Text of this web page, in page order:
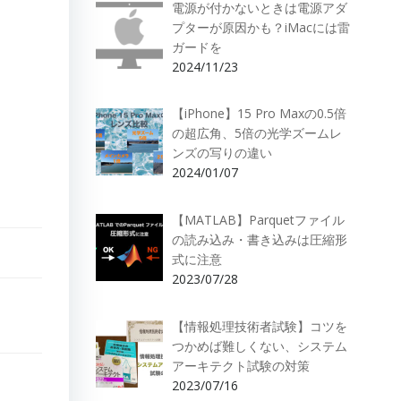
電源が付かないときは電源アダ
プターが原因かも？iMacには雷
ガードを
2024/11/23
【iPhone】15 Pro Maxの0.5倍
の超広角、5倍の光学ズームレ
ンズの写りの違い
2024/01/07
【MATLAB】Parquetファイル
の読み込み・書き込みは圧縮形
式に注意
2023/07/28
【情報処理技術者試験】コツを
つかめば難しくない、システム
アーキテクト試験の対策
2023/07/16